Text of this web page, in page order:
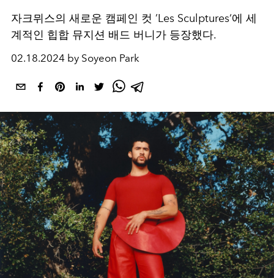
자크뮈스의 새로운 캠페인 컷 ’Les Sculptures‘에 세
계적인 힙합 뮤지션 배드 버니가 등장했다.
02.18.2024 by Soyeon Park